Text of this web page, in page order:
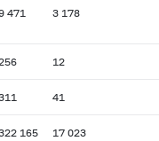
471 3 178
12
41
165 17 023